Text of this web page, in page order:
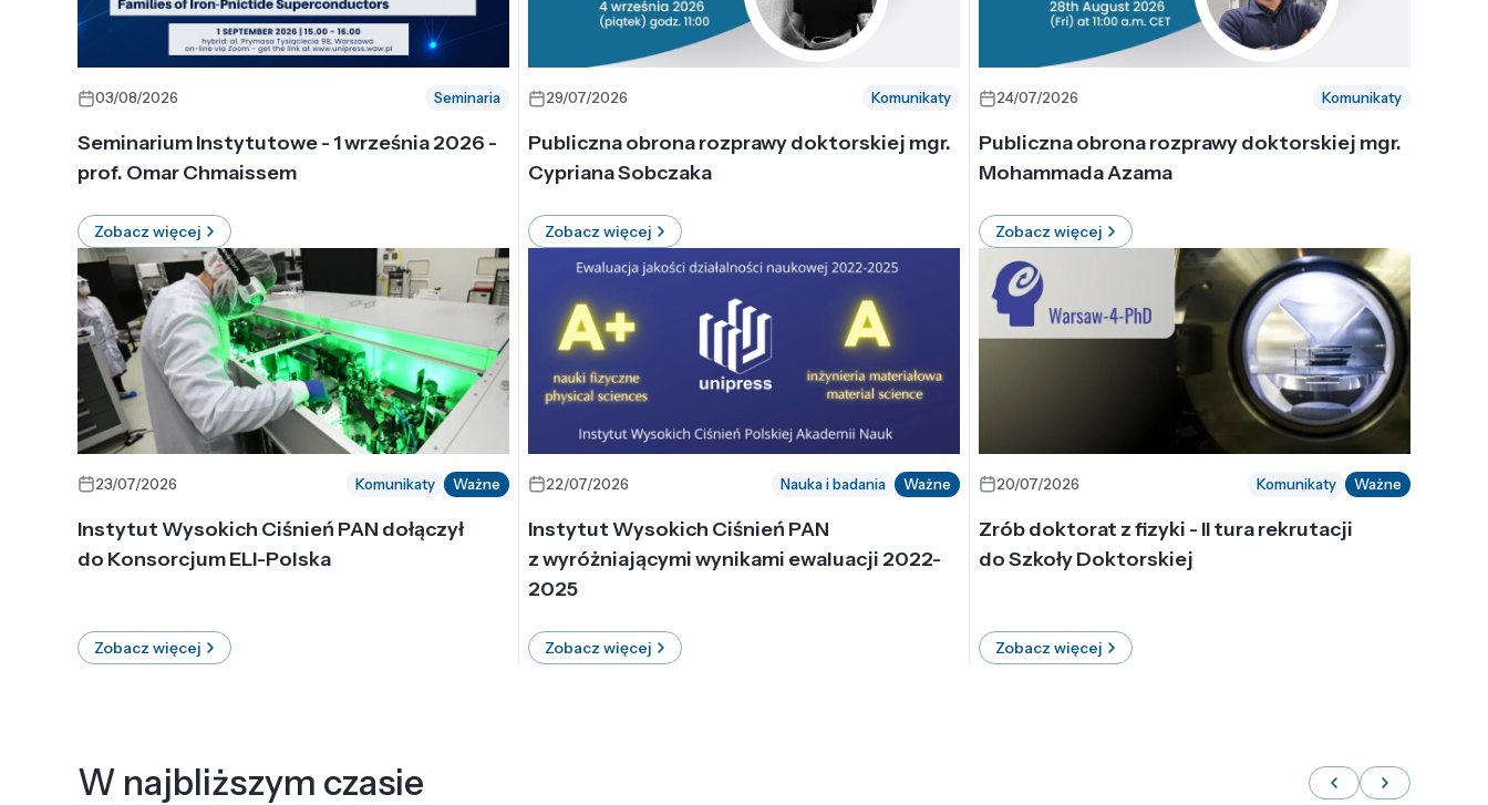
03/08/2026 Seminaria
Seminarium Instytutowe - 1 września 2026 -
prof. Omar Chmaissem
Zobacz więcej
29/07/2026 Komunikaty
Publiczna obrona rozprawy doktorskiej mgr.
Cypriana Sobczaka
Zobacz więcej
24/07/2026 Komunikaty
Publiczna obrona rozprawy doktorskiej mgr.
Mohammada Azama
Zobacz więcej
23/07/2026 Komunikaty Ważne
Instytut Wysokich Ciśnień PAN dołączył
do Konsorcjum ELI-Polska
Zobacz więcej
22/07/2026 Nauka i badania Ważne
Instytut Wysokich Ciśnień PAN
z wyróżniającymi wynikami ewaluacji 2022-
2025
Zobacz więcej
20/07/2026 Komunikaty Ważne
Zrób doktorat z fizyki - II tura rekrutacji
do Szkoły Doktorskiej
Zobacz więcej
W najbliższym czasie